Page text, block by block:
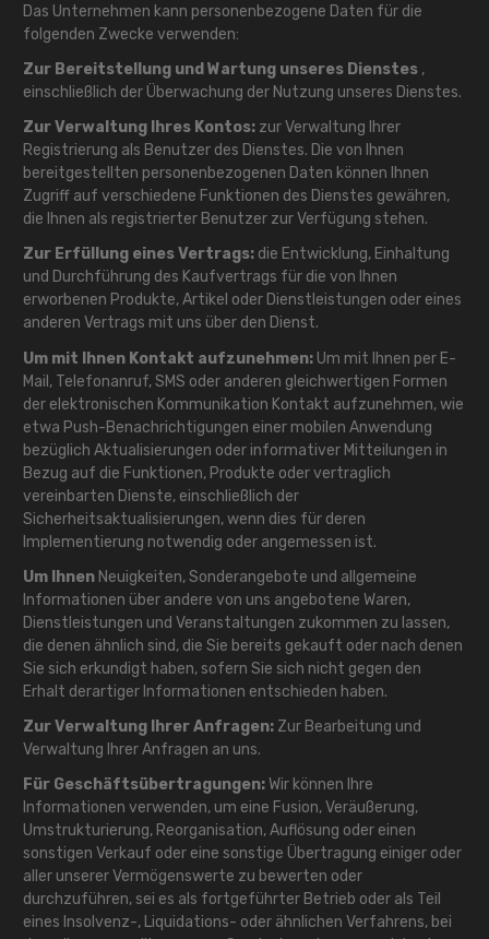
Das Unternehmen kann personenbezogene Daten für die
folgenden Zwecke verwenden:
Zur Bereitstellung und Wartung unseres Dienstes ,
einschließlich der Überwachung der Nutzung unseres Dienstes.
Zur Verwaltung Ihres Kontos: zur Verwaltung Ihrer
Registrierung als Benutzer des Dienstes. Die von Ihnen
bereitgestellten personenbezogenen Daten können Ihnen
Zugriff auf verschiedene Funktionen des Dienstes gewähren,
die Ihnen als registrierter Benutzer zur Verfügung stehen.
Zur Erfüllung eines Vertrags: die Entwicklung, Einhaltung
und Durchführung des Kaufvertrags für die von Ihnen
erworbenen Produkte, Artikel oder Dienstleistungen oder eines
anderen Vertrags mit uns über den Dienst.
Um mit Ihnen Kontakt aufzunehmen: Um mit Ihnen per E-
Mail, Telefonanruf, SMS oder anderen gleichwertigen Formen
der elektronischen Kommunikation Kontakt aufzunehmen, wie
etwa Push-Benachrichtigungen einer mobilen Anwendung
bezüglich Aktualisierungen oder informativer Mitteilungen in
Bezug auf die Funktionen, Produkte oder vertraglich
vereinbarten Dienste, einschließlich der
Sicherheitsaktualisierungen, wenn dies für deren
Implementierung notwendig oder angemessen ist.
Um Ihnen Neuigkeiten, Sonderangebote und allgemeine
Informationen über andere von uns angebotene Waren,
Dienstleistungen und Veranstaltungen zukommen zu lassen,
die denen ähnlich sind, die Sie bereits gekauft oder nach denen
Sie sich erkundigt haben, sofern Sie sich nicht gegen den
Erhalt derartiger Informationen entschieden haben.
Zur Verwaltung Ihrer Anfragen: Zur Bearbeitung und
Verwaltung Ihrer Anfragen an uns.
Für Geschäftsübertragungen:Wir können Ihre
Informationen verwenden, um eine Fusion, Veräußerung,
Umstrukturierung, Reorganisation, Auflösung oder einen
sonstigen Verkauf oder eine sonstige Übertragung einiger oder
aller unserer Vermögenswerte zu bewerten oder
durchzuführen, sei es als fortgeführter Betrieb oder als Teil
eines Insolvenz-, Liquidations- oder ähnlichen Verfahrens, bei